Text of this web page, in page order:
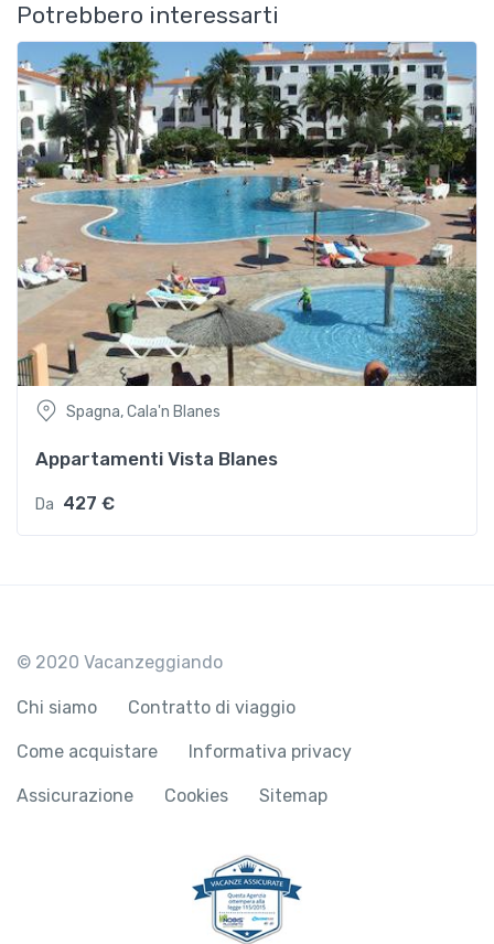
Potrebbero interessarti
Spagna, Cala'n Blanes
Appartamenti Vista Blanes
Da 427 €
© 2020 Vacanzeggiando
Chi siamo Contratto di viaggio
Come acquistare Informativa privacy
Assicurazione Cookies Sitemap